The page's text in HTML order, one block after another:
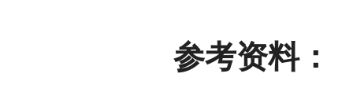
参考资料：